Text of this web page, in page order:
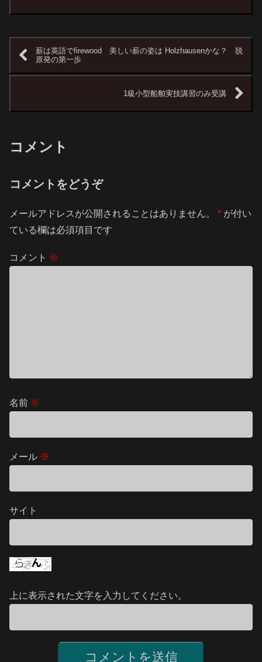
薪は英語でfirewood 美しい薪の姿は Holzhausenかな？ 脱
原発の第一歩
1級小型船舶実技講習のみ受講
コメント
コメントをどうぞ
メールアドレスが公開されることはありません。 * が付い
ている欄は必須項目です
コメント ※
名前 ※
メール ※
サイト
上に表示された文字を入力してください。